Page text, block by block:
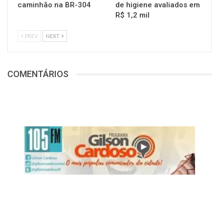
caminhão na BR-304
de higiene avaliados em
R$ 1,2 mil
PREV NEXT
COMENTÁRIOS